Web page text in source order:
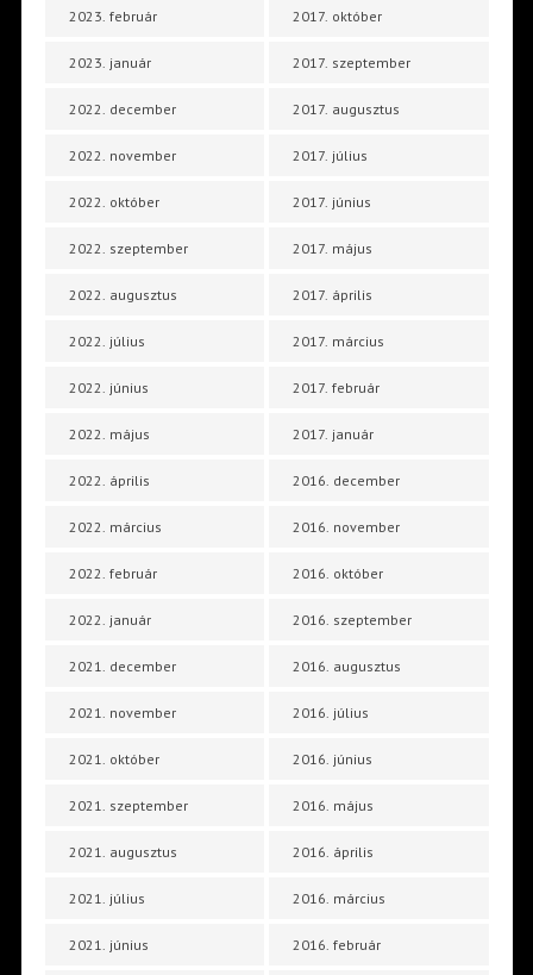
2023. február
2023. január
2022. december
2022. november
2022. október
2022. szeptember
2022. augusztus
2022. július
2022. június
2022. május
2022. április
2022. március
2022. február
2022. január
2021. december
2021. november
2021. október
2021. szeptember
2021. augusztus
2021. július
2021. június
2017. október
2017. szeptember
2017. augusztus
2017. július
2017. június
2017. május
2017. április
2017. március
2017. február
2017. január
2016. december
2016. november
2016. október
2016. szeptember
2016. augusztus
2016. július
2016. június
2016. május
2016. április
2016. március
2016. február